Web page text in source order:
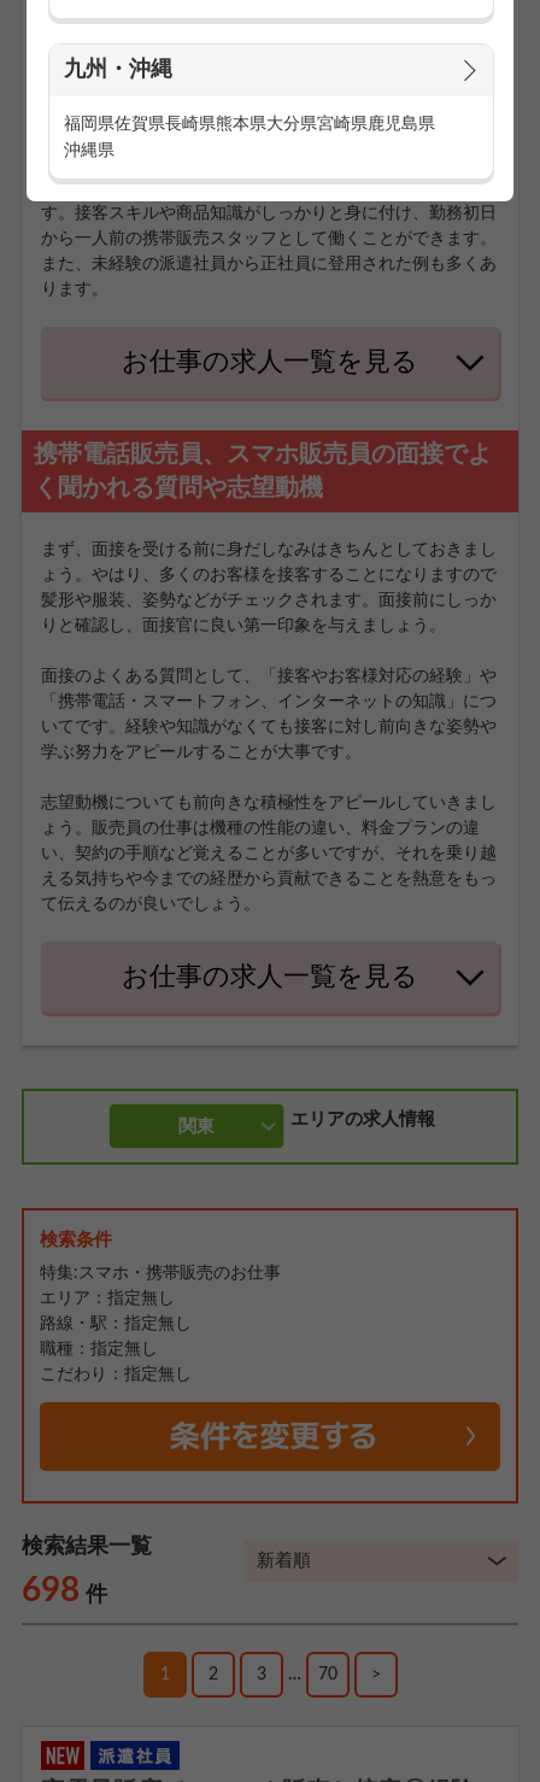
九州・沖縄
福岡県佐賀県長崎県熊本県大分県宮崎県 鹿児島県
沖縄県
しんで取り組むことができると思います。また、いち早く最
く見本機を触ることができるのも魅力です。
■未経験の方でも安心！事前研修あり
携帯ショップで働いているスタッフのほとんどが未経験スタ
ートです。携帯に詳しくなく電話やメールしかしない人でも
安心して働いていただけるための研修をご用意しておりま
す。接客スキルや商品知識がしっかりと身に付け、勤務初日
から一人前の携帯販売スタッフとして働くことができます。
また、未経験の派遣社員から正社員に登用された例も多くあ
ります。
お仕事の求人一覧を見る
携帯電話販売員、スマホ販売員の面接でよ
く聞かれる質問や志望動機
まず、面接を受ける前に身だしなみはきちんとしておきまし
ょう。やはり、多くのお客様を接客することになりますので
髪形や服装、姿勢などがチェックされます。面接前にしっか
りと確認し、面接官に良い第一印象を与えましょう。
面接のよくある質問として、「接客やお客様対応の経験」や
「携帯電話・スマートフォン、インターネットの知識」につ
いてです。経験や知識がなくても接客に対し前向きな姿勢や
学ぶ努力をアピールすることが大事です。
志望動機についても前向きな積極性をアピールしていきまし
ょう。販売員の仕事は機種の性能の違い、料金プランの違
い、契約の手順など覚えることが多いですが、それを乗り越
える気持ちや今までの経歴から貢献できることを熱意をもっ
て伝えるのが良いでしょう。
お仕事の求人一覧を見る
関東 エリアの求人情報
検索条件
特集:スマホ・携帯販売のお仕事
エリア：指定無し
路線・駅：指定無し
職種：指定無し
こだわり：指定無し
検索結果一覧
698 件
1 2 3 … 70 >